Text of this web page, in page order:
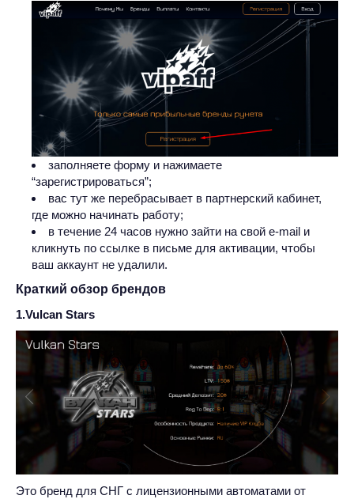
заполняете форму и нажимаете
“зарегистрироваться”;
вас тут же перебрасывает в партнерский кабинет,
где можно начинать работу;
в течение 24 часов нужно зайти на свой e-mail и
кликнуть по ссылке в письме для активации, чтобы
ваш аккаунт не удалили.
Краткий обзор брендов
1.Vulcan Stars
Это бренд для СНГ с лицензионными автоматами от